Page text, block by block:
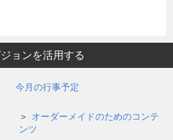
ョンを活用する
今月の行事予定
オーダーメイドのためのコンテ
ンツ